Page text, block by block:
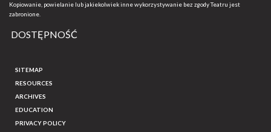
Kopiowanie, powielanie lub jakiekolwiek inne wykorzystywanie bez zgody Teatru jest
zabronione.
DOSTĘPNOŚĆ
SITEMAP
RESOURCES
ARCHIVES
EDUCATION
PRIVACY POLICY